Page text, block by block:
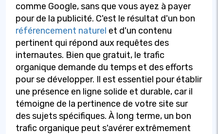
comme Google, sans que vous ayez à payer
pour de la publicité. C'est le résultat d'un bon
référencement naturel et d'un contenu
pertinent qui répond aux requêtes des
internautes. Bien que gratuit, le trafic
organique demande du temps et des efforts
pour se développer. Il est essentiel pour établir
une présence en ligne solide et durable, car il
témoigne de la pertinence de votre site sur
des sujets spécifiques. À long terme, un bon
trafic organique peut s'avérer extrêmement